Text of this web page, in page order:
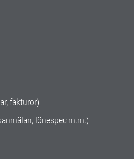
fakturor)
lönespec m.m.)